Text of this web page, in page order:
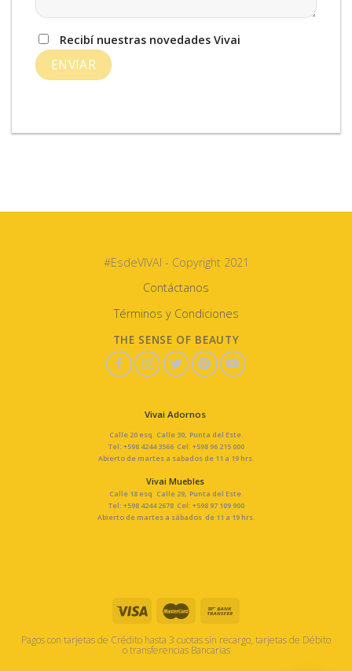
Recibí nuestras novedades Vivai
#EsdeVIVAI - Copyright 2021
Contáctanos
Términos y Condiciones
THE SENSE OF BEAUTY
Vivai Adornos
Calle 20 esq. Calle 30, Punta del Este.
Tel: +598 4244 3566 Cel: +598 96 215 000
Abierto de martes a sabados de 11 a 19 hrs.
Vivai Muebles
Calle 18 esq. Calle 29, Punta del Este.
Tel: +598 4244 2678 Cel: +598 97 109 900
Abierto de martes a sábados de 11 a 19 hrs.
Pagos con tarjetas de Crédito hasta 3 cuotas sin recargo, tarjetas de Débito
o transferencias Bancarias